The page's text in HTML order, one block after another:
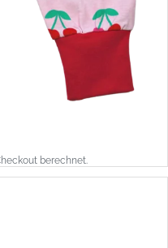
berechnet.